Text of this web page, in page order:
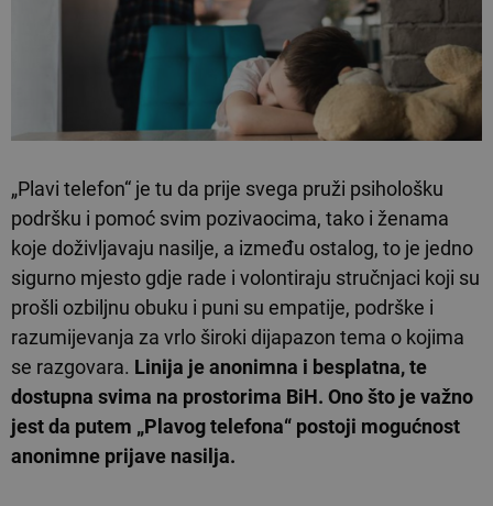
„Plavi telefon“ je tu da prije svega pruži psihološku
podršku i pomoć svim pozivaocima, tako i ženama
koje doživljavaju nasilje, a između ostalog, to je jedno
sigurno mjesto gdje rade i volontiraju stručnjaci koji su
prošli ozbiljnu obuku i puni su empatije, podrške i
razumijevanja za vrlo široki dijapazon tema o kojima
se razgovara. Linija je anonimna i besplatna, te
dostupna svima na prostorima BiH. Ono što je važno
jest da putem „Plavog telefona“ postoji mogućnost
anonimne prijave nasilja.